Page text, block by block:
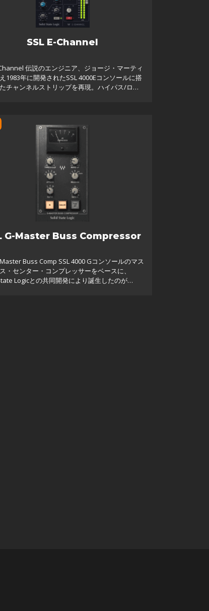
SSL E-Channel
伝説のエンジニア、ジョージ・マーティ
1983年に開発されたSSL 4000Eコンソールに搭
チャンネルストリップを再現。ハイパス/ロー
G-Master Buss Compressor
Buss Comp SSL 4000 Gコンソールのマス
・センター・コンプレッサーをベースに、
Logicとの共同開発により誕生したのが